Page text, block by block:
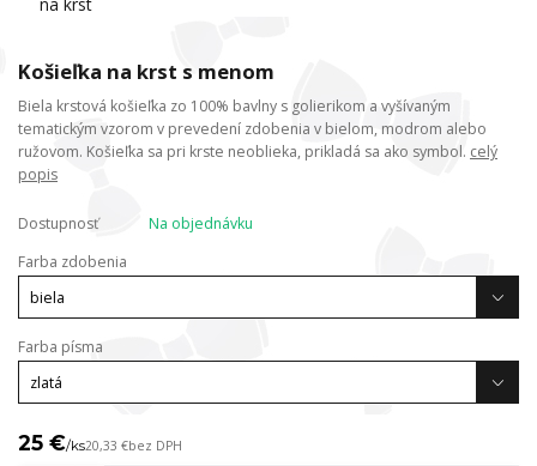
Košieľka na krst s menom
Biela krstová košieľka zo 100% bavlny s golierikom a vyšívaným
tematickým vzorom v prevedení zdobenia v bielom, modrom alebo
ružovom. Košieľka sa pri krste neoblieka, prikladá sa ako symbol. celý
popis
Dostupnosť
Na objednávku
Farba zdobenia
Farba písma
25 €/ks20,33 €bez DPH